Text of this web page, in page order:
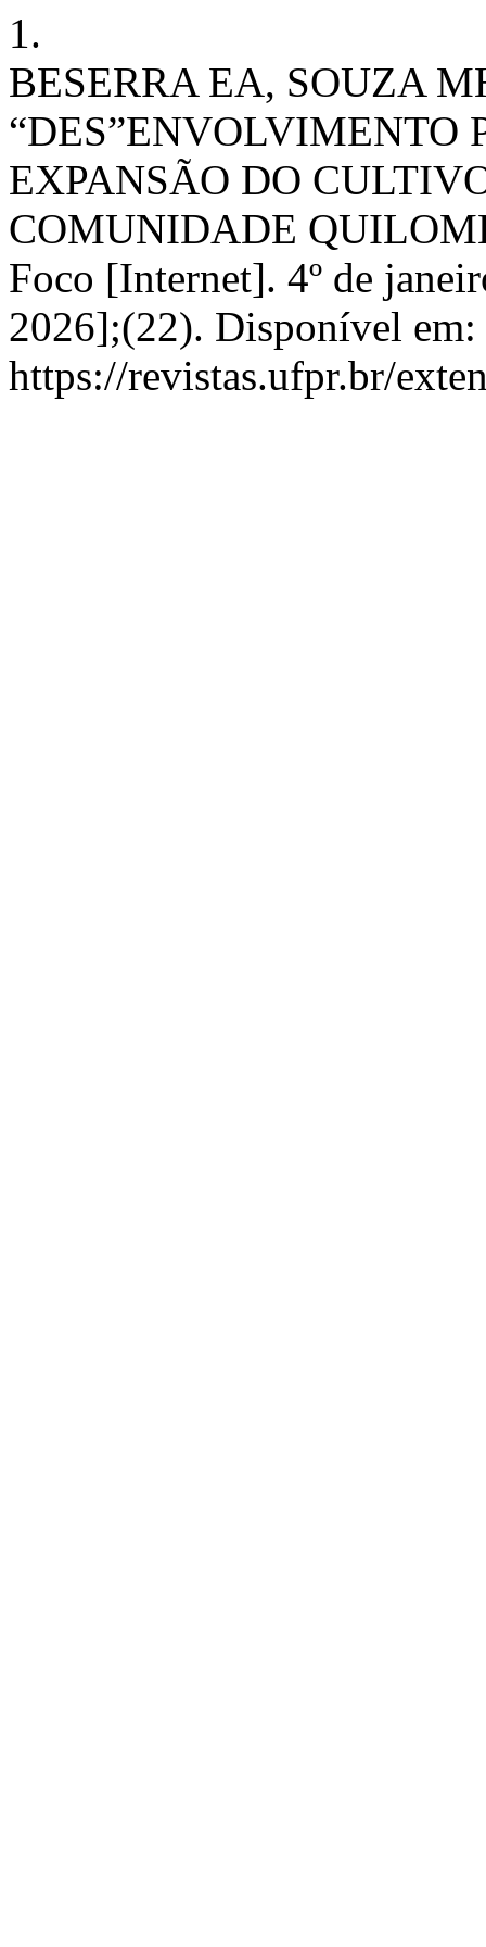
1.
BESERRA EA, SOUZA
“DES”ENVOLVIMENTO
EXPANSÃO DO
COMUNIDADE
Foco [Internet]. 4º de
2026];(22). Disponível em:
https://revistas.ufpr.br/